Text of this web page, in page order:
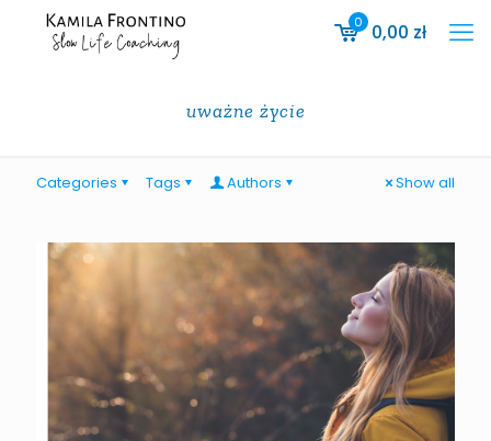
0 0,00 zł
uważne życie
Categories Tags Authors Show all